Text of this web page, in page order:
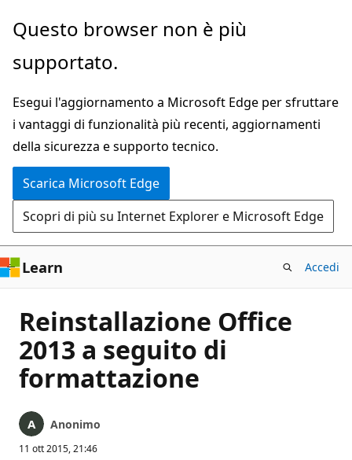
Ignora
passa
contenuto
principale
Questo browser non è più
supportato.
Esegui l'aggiornamento a Microsoft Edge per sfruttare
i vantaggi di funzionalità più recenti, aggiornamenti
della sicurezza e supporto tecnico.
Scarica Microsoft Edge
Scopri di più su Internet Explorer e Microsoft Edge
Learn Accedi
Reinstallazione Office
2013 a seguito di
formattazione
Anonimo
11 ott 2015, 21:46